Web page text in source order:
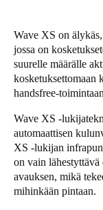
Français
Netherlands
NederlandsEnglish
Belgium
FrançaisNederlands
Spain
Español
Wave XS on
jossa on
suurelle määrälle
kosketuksettomaan
handsfree-
Wave XS -
automaattisen
XS -lukijan
on vain
avauksen, mikä
mihinkään pintaan.